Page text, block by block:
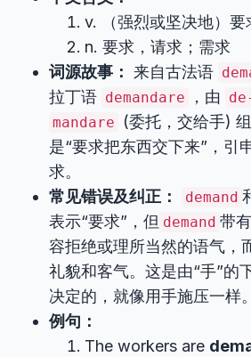
v. （强烈或坚决地）要
n. 要求，请求；需求
词源故事： 来自古法语
拉丁语 demandare ，由
mandare
(委托，交给手)
是“要求把东西交下来”，引
求。
常见错误及纠正：
demand
表示“要求”，但 demand 带
容拒绝或理所当然的语气，
礼貌和客气。这是由“手”的
决定的，就像用手施压一样。
例句：
The workers are